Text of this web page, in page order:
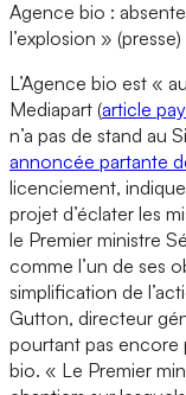
Agence bio :
l’explosion » (presse)
L’Agence bio est «
Mediapart (article
n’a pas de stand au
annoncée partante
licenciement,
projet d’éclater les
le Premier ministre
comme l’un de ses
simplification de
Gutton, directeur
pourtant pas encore
bio. « Le Premier